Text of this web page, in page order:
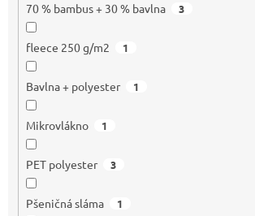
70 % bambus + 30 % bavlna 3
fleece 250 g/m2 1
Bavlna + polyester 1
Mikrovlákno 1
PET polyester 3
Pšeničná sláma 1